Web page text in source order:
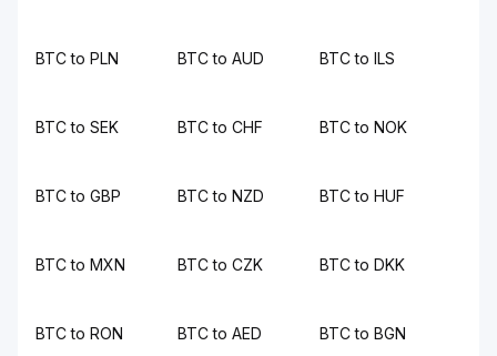
BTC to PLN BTC to AUD BTC to ILS
BTC to SEK BTC to CHF BTC to NOK
BTC to GBP BTC to NZD BTC to HUF
BTC to MXN BTC to CZK BTC to DKK
BTC to RON BTC to AED BTC to BGN